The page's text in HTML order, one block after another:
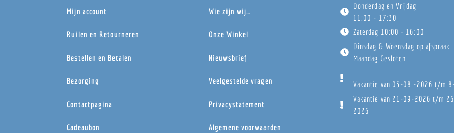
Mijn account
Ruilen en Retourneren
Bestellen en Betalen
Bezorging
Contactpagina
Cadeaubon
Wie zijn wij…
Onze Winkel
Nieuwsbrief
Veelgestelde vragen
Privacystatement
Algemene voorwaarden
Donderdag en Vrijdag
11:00 - 17:30
Zaterdag 10:00 - 16:00
Dinsdag & Woensdag op afspraak
Maandag Gesloten
Vakantie van 03-08 -2026 t/m
Vakantie van 21-09-2026 t/m
2026